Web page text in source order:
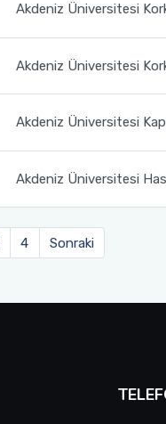
Akdeniz Üniversitesi
Akdeniz Üniversitesi
Akdeniz Üniversitesi
Akdeniz Üniversitesi
4 Sonraki